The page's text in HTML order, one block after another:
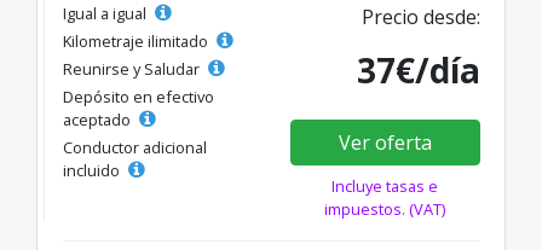
Igual a igual
Kilometraje ilimitado
Reunirse y Saludar
Depósito en efectivo
aceptado
Conductor adicional
incluido
Precio desde:
37€/día
Ver oferta
Incluye tasas e
impuestos. (VAT)